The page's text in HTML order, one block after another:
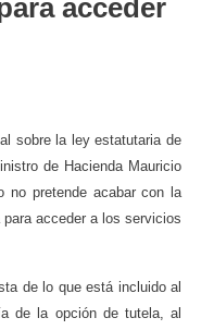
acceder
sobre la ley estatutaria de
de Hacienda Mauricio
no pretende acabar con la
acceder a los servicios
de lo que está incluido al
de la opción de tutela, al